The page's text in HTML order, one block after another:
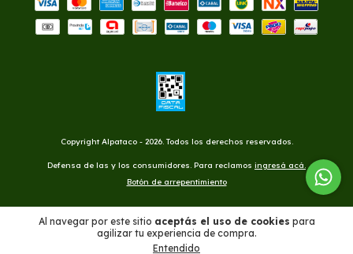
Al navegar por este sitio aceptás el uso de cookies para
agilizar tu experiencia de compra.
Entendido
Copyright Alpataco - 2026. Todos los derechos reservados.
Defensa de las y los consumidores. Para reclamos ingresá acá.
Botón de arrepentimiento